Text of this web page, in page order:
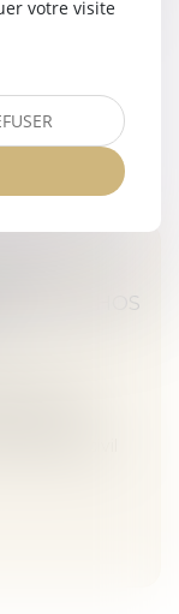
est
À
- LES ECHOS
de son
prenez
le Code civil
votre visite